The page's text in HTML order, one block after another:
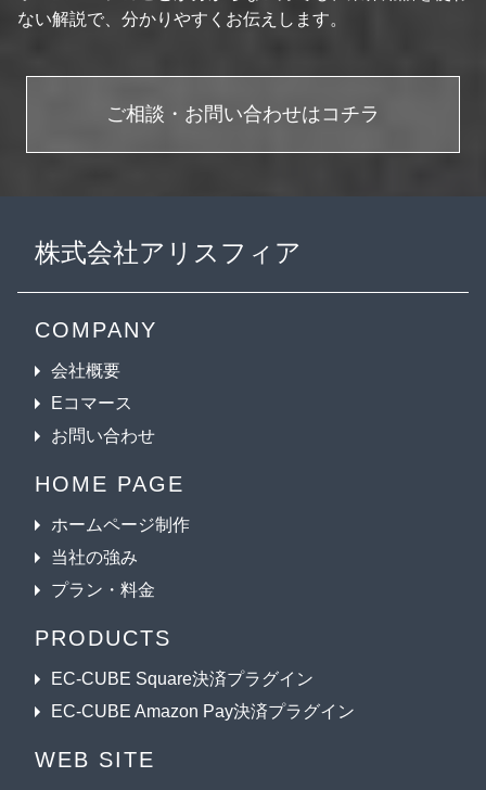
ない解説で、分かりやすくお伝えします。
ご相談・お問い合わせはコチラ
株式会社アリスフィア
COMPANY
会社概要
Eコマース
お問い合わせ
HOME PAGE
ホームページ制作
当社の強み
プラン・料金
PRODUCTS
EC-CUBE Square決済プラグイン
EC-CUBE Amazon Pay決済プラグイン
WEB SITE